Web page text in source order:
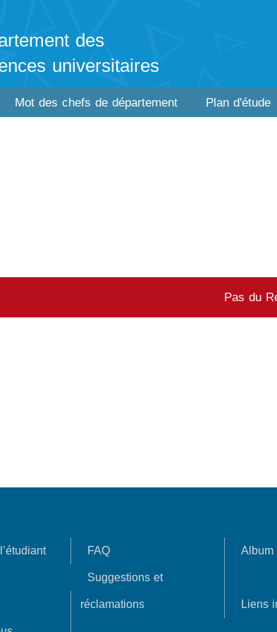
des
universitaires
Mot des chefs de département Plan d'étude
Pas du
FAQ Album
Suggestions et
réclamations
Liens